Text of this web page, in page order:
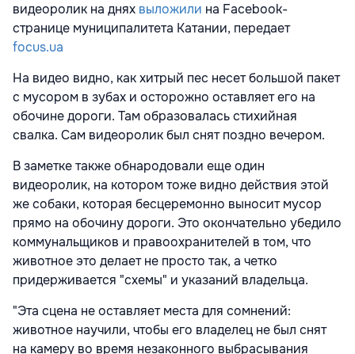
видеоролик на днях выложили на Facebook-
странице муниципалитета Катании, передает
focus.ua
На видео видно, как хитрый пес несет большой пакет
с мусором в зубах и осторожно оставляет его на
обочине дороги. Там образовалась стихийная
свалка. Сам видеоролик был снят поздно вечером.
В заметке также обнародовали еще один
видеоролик, на котором тоже видно действия этой
же собаки, которая бесцеремонно выносит мусор
прямо на обочину дороги. Это окончательно убедило
коммунальщиков и правоохранителей в том, что
животное это делает не просто так, а четко
придерживается "схемы" и указаний владельца.
"Эта сцена не оставляет места для сомнений:
животное научили, чтобы его владелец не был снят
на камеру во время незаконного выбрасывания